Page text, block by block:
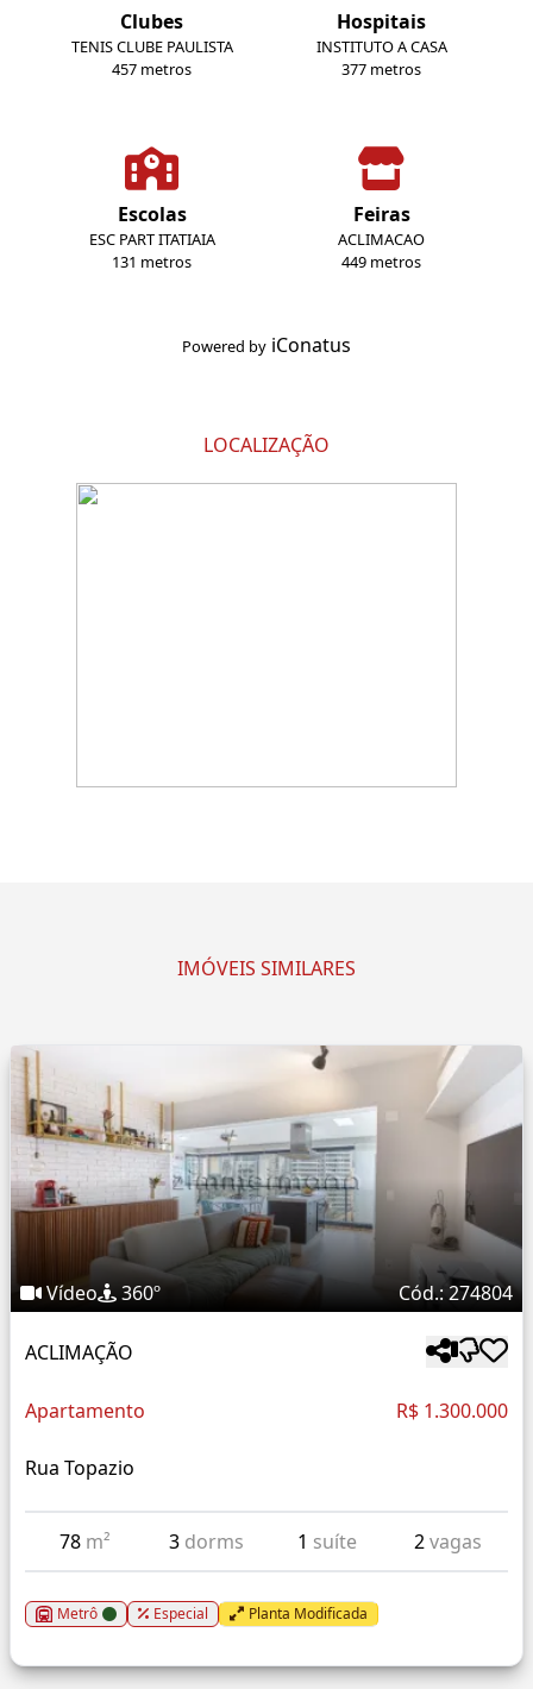
Clubes
TENIS CLUBE PAULISTA
457 metros
Hospitais
INSTITUTO A CASA
377 metros
Escolas
ESC PART ITATIAIA
131 metros
Feiras
ACLIMACAO
449 metros
Powered by iConatus
LOCALIZAÇÃO
IMÓVEIS SIMILARES
Vídeo 360º Cód.: 274804
ACLIMAÇÃO
Apartamento R$ 1.300.000
Rua Topazio
78 m² 3 dorms 1 suíte 2vagas
Metrô Especial Planta Modificada